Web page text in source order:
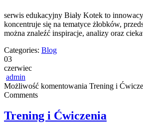
serwis edukacyjny Biały Kotek to
koncentruje się na tematyce żłobków,
można znaleźć inspiracje, analizy oraz
Categories: Blog
03
czerwiec
admin
Możliwość komentowania Trening i
Comments
Trening i Ćwiczenia